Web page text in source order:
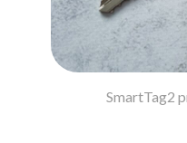
SmartTag2